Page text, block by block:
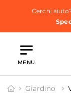
Cerchi
MENU
Giardino